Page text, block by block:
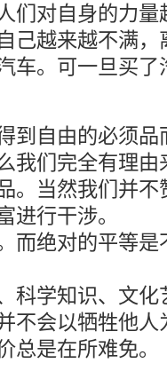
们对自身的力
己越来越不满
车。可一旦买
到自由的必须
我们完全有理
。当然我们并
进行干涉。
而绝对的平等是
科学知识、文
不会以牺牲他
总是在所难免。